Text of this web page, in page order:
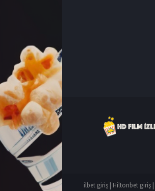
ilbet giriş | Hiltonbet giriş |